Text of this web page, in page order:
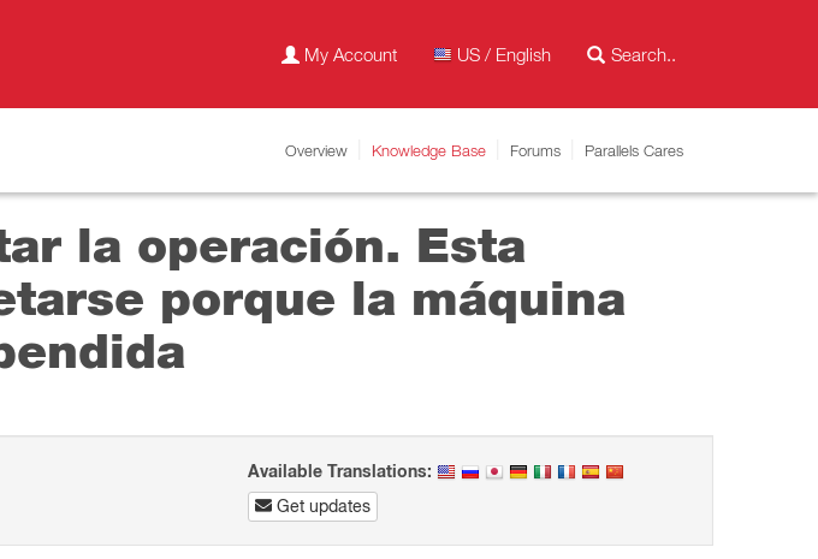
My Account US / English
Overview Knowledge Base Forums Parallels Cares
la operación. Esta
porque la máquina
Available Translations:
Get updates